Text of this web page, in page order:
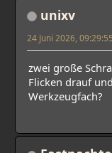
unixv
24 Juni 2026, 09:29:55
zwei große
Flicken drauf
Werkzeugfach?